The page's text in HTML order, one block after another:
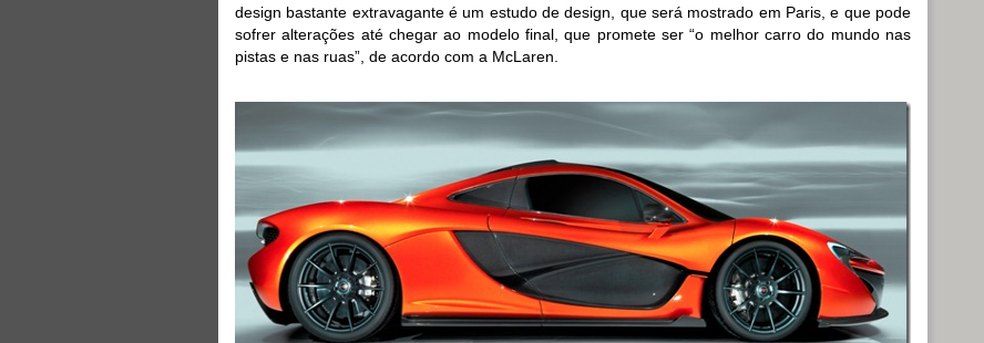
design bastante extravagante é um estudo de design, que será mostrado em Paris, e que pode
sofrer alterações até chegar ao modelo final, que promete ser “o melhor carro do mundo nas
pistas e nas ruas”, de acordo com a McLaren.